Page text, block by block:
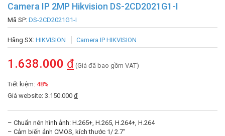
Camera IP 2MP Hikvision DS-2CD2021G1-I
Mã SP: DS-2CD2021G1-I
Hãng SX: HIKVISION Camera IP HIKVISION
1.638.000 đ (Giá đã bao gồm VAT)
Tiết kiệm: 48%
Giá website: 3.150.000 đ
– Chuẩn nén hình ảnh: H.265+, H.265, H.264+, H.264
– Cảm biến ảnh CMOS, kích thước 1/ 2.7”